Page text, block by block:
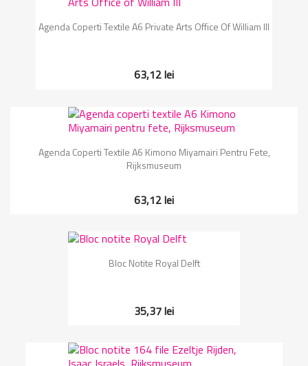
Agenda Coperti Textile A6 Private Arts Office Of William III
63,12 lei
Agenda Coperti Textile A6 Kimono Miyamairi Pentru Fete,
Rijksmuseum
63,12 lei
Bloc Notite Royal Delft
35,37 lei